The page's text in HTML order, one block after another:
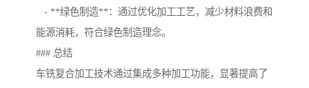
- **绿色制造**：通过优化加工工艺，减少材料浪费和
能源消耗，符合绿色制造理念。
### 总结
车铣复合加工技术通过集成多种加工功能，显著提高了